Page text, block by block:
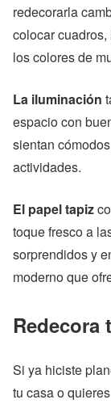
redecorarla
colocar
los colores de
La iluminación
espacio con
sientan
actividades.
El papel tapiz
toque fresco a
sorprendidos y
moderno que
Redecora
Si ya hiciste
tu casa o